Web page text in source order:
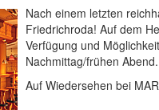
Nach einem letzten
Friedrichroda! Auf dem
Verfügung und
Nachmittag/frühen Abend.
Auf Wiedersehen bei